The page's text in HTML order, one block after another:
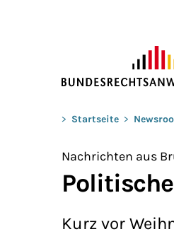
Sie befinden sich hier:
> Startseite >
Nachrichten aus
Kurz vor